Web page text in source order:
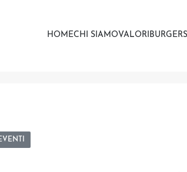
HOMECHI SIAMOVALORIBURGERS